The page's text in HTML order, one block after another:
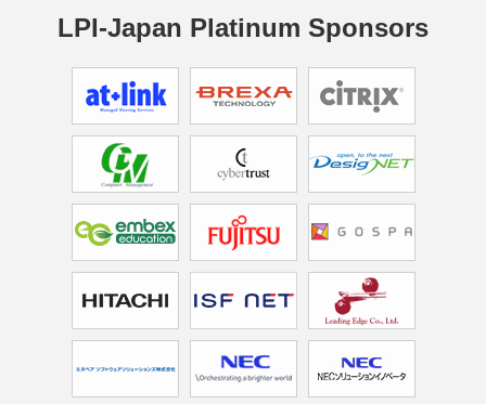
LPI-Japan Platinum Sponsors